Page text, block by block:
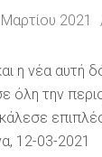
2021
η νέα αυτή
όλη την
12-03-2021